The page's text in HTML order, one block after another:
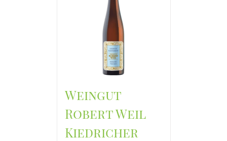
Weingut
Robert Weil
Kiedricher